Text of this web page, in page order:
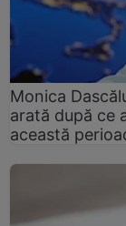
Monica
arată după ce
această